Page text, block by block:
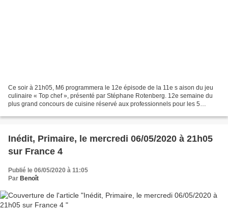
Ce soir à 21h05, M6 programmera le 12e épisode de la 11e s aison du jeu
culinaire « Top chef », présenté par Stéphane Rotenberg. 12e semaine du
plus grand concours de cuisine réservé aux professionnels pour les 5
Inédit, Primaire, le mercredi 06/05/2020 à 21h05
sur France 4
Publié le 06/05/2020 à 11:05
Par Benoît